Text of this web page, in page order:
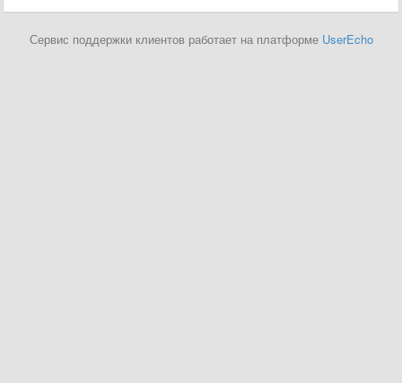
Сервис поддержки клиентов работает на платформе UserEcho